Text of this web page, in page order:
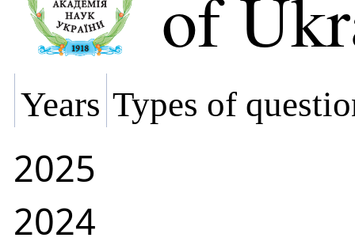
of
Years Types of
2025
2024